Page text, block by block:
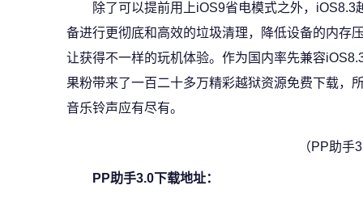
除了可以提前用上iOS9省电模式之外，
备进行更彻底和高效的垃圾清理，降低设备的内存
让获得不一样的玩机体验。作为国内率先兼容
果粉带来了一百二十多万精彩越狱资源免费下载，
音乐铃声应有尽有。
（PP助手
PP助手3.0下载地址：